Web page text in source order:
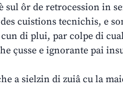
ôr de retrocession in
cuistions tecnichis, e
di plui, par colpe di
çusse e ignorante pai
a sielzin di zuiâ cu la